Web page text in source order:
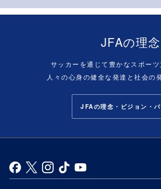
JFAの理念
サッカーを通じて豊かなスポーツ
人々の心身の健全な発達と社会の
JFAの理念・ビジョン・